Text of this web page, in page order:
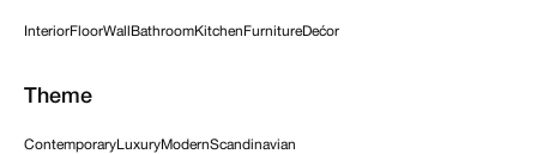
InteriorFloorWallBathroomKitchenFurnitureDećor
Theme
ContemporaryLuxuryModernScandinavian